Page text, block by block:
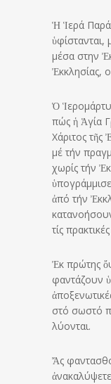
Ἡ Ἱερά
ὑφίστανται,
μέσα στην
Ἐκκλησίας,
Ὁ
πώς ἡ Ἁγία
Χάριτος τῆς
μέ τήν
χωρίς τήν
ἀπό τήν
τίς
Ἐκ πρώτης
φαντάζουν
στό σωστό
λύονται.
Ἄς